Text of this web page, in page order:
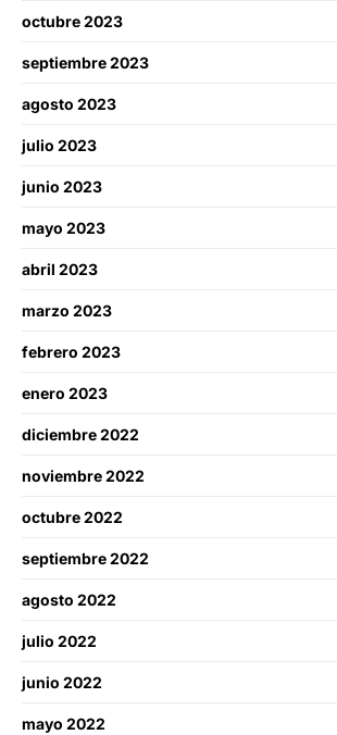
octubre 2023
septiembre 2023
agosto 2023
julio 2023
junio 2023
mayo 2023
abril 2023
marzo 2023
febrero 2023
enero 2023
diciembre 2022
noviembre 2022
octubre 2022
septiembre 2022
agosto 2022
julio 2022
junio 2022
mayo 2022